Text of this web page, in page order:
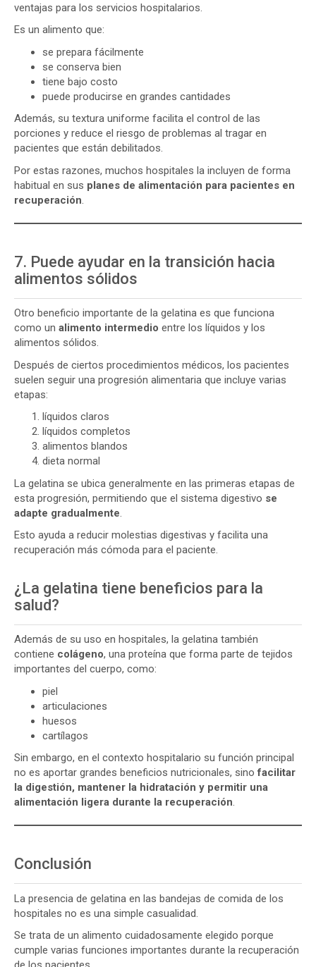
ventajas para los servicios hospitalarios.
Es un alimento que:
se prepara fácilmente
se conserva bien
tiene bajo costo
puede producirse en grandes cantidades
Además, su textura uniforme facilita el control de las
porciones y reduce el riesgo de problemas al tragar en
pacientes que están debilitados.
Por estas razones, muchos hospitales la incluyen de forma
habitual en sus planes de alimentación para pacientes en
recuperación
7. Puede ayudar en la transición hacia
alimentos sólidos
Otro beneficio importante de la gelatina es que funciona
como un alimento intermedio entre los líquidos y los
alimentos sólidos.
Después de ciertos procedimientos médicos, los pacientes
suelen seguir una progresión alimentaria que incluye varias
etapas:
líquidos claros
líquidos completos
alimentos blandos
dieta normal
La gelatina se ubica generalmente en las primeras etapas de
esta progresión, permitiendo que el sistema digestivo se
adapte gradualmente
Esto ayuda a reducir molestias digestivas y facilita una
recuperación más cómoda para el paciente.
¿La gelatina tiene beneficios para la
salud?
Además de su uso en hospitales, la gelatina también
contiene colágeno, una proteína que forma parte de tejidos
importantes del cuerpo, como:
piel
articulaciones
huesos
cartílagos
Sin embargo, en el contexto hospitalario su función principal
no es aportar grandes beneficios nutricionales, sinofacilitar
la digestión, mantener la hidratación y permitir una
alimentación ligera durante la recuperación.
Conclusión
La presencia de gelatina en las bandejas de comida de los
hospitales no es una simple casualidad.
Se trata de un alimento cuidadosamente elegido porque
cumple varias funciones importantes durante la recuperación